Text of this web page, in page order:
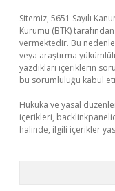
Sitemiz, 5651 Sayılı
Kurumu (BTK)
vermektedir. Bu
veya araştırma
yazdıkları içeriklerin
bu sorumluluğu kabul
Hukuka ve yasal
içerikleri,
halinde, ilgili içerikler